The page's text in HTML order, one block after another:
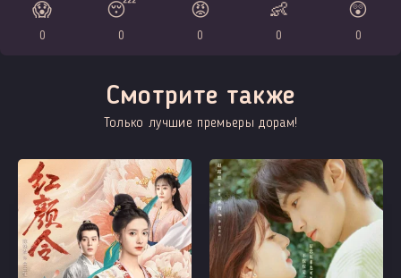
😱
0
😴
0
😡
0
👶
0
😲
0
Смотрите также
Только лучшие премьеры дорам!